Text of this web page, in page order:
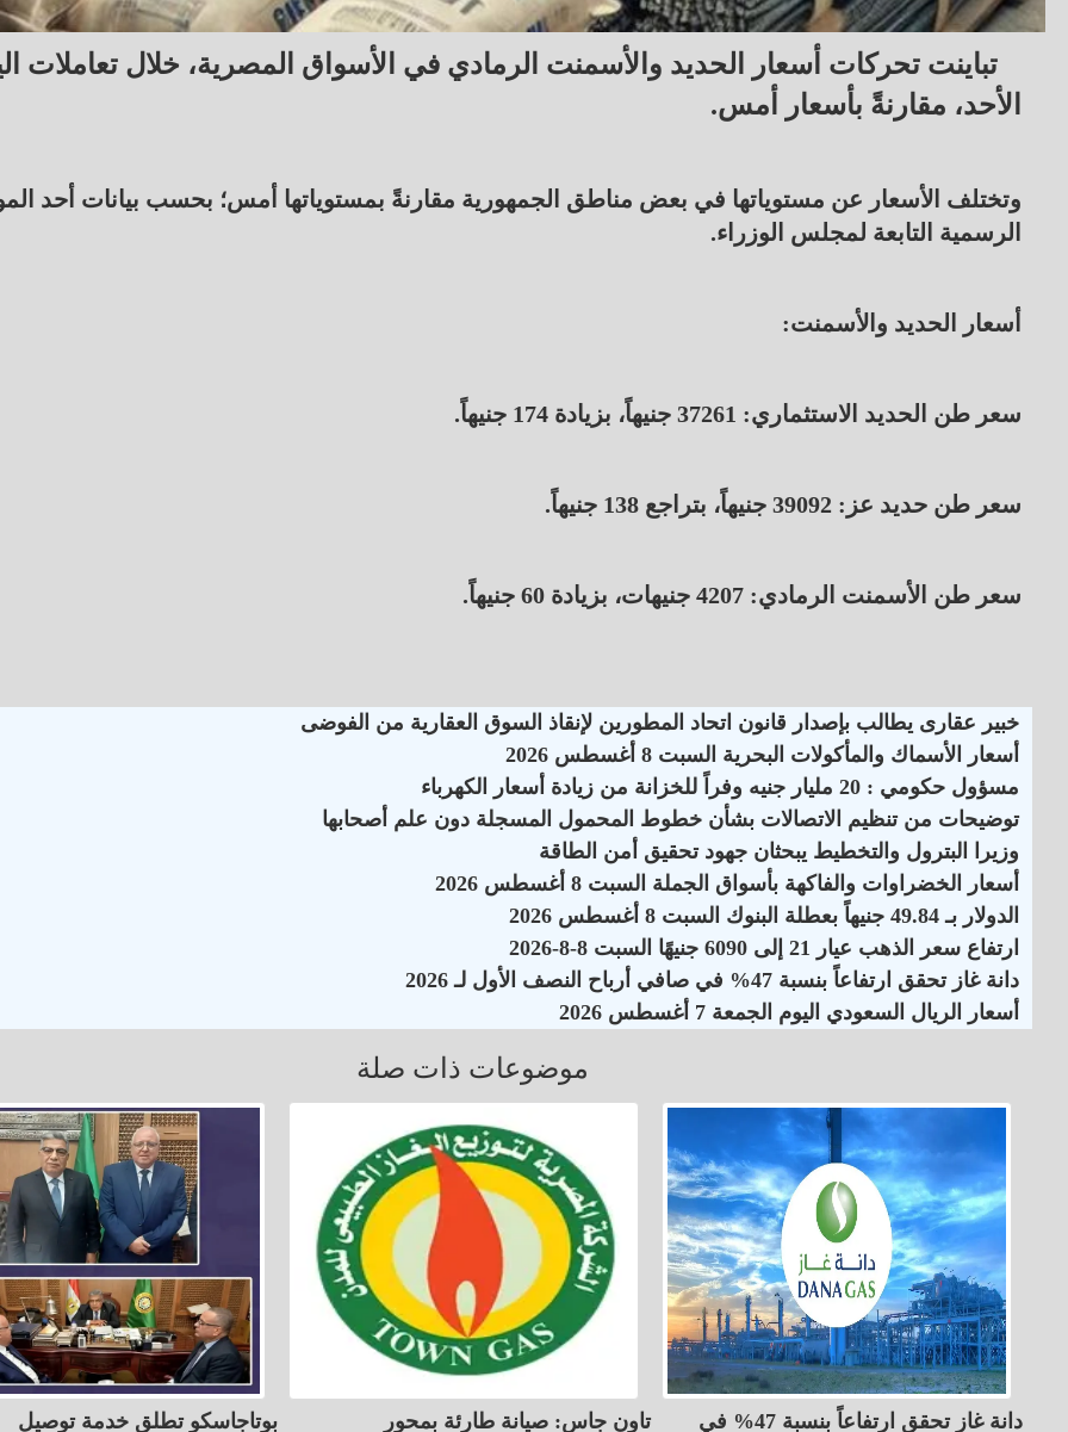
تباينت تحركات أسعار الحديد والأسمنت الرمادي في الأسواق المصرية، خلال تعاملات
الأحد، مقارنةً بأسعار أمس.
وتختلف الأسعار عن مستوياتها في بعض مناطق الجمهورية مقارنةً بمستوياتها أمس؛ بحسب بيانات أحد
الرسمية التابعة لمجلس الوزراء.
أسعار الحديد والأسمنت:
سعر طن الحديد الاستثماري: 37261 جنيهاً، بزيادة 174 جنيهاً.
سعر طن حديد عز: 39092 جنيهاً، بتراجع 138 جنيهاً.
سعر طن الأسمنت الرمادي: 4207 جنيهات، بزيادة 60 جنيهاً.
خبير عقارى يطالب بإصدار قانون اتحاد المطورين لإنقاذ السوق العقارية من الفوضى
أسعار الأسماك والمأكولات البحرية السبت 8 أغسطس 2026
مسؤول حكومي : 20 مليار جنيه وفراً للخزانة من زيادة أسعار الكهرباء
توضيحات من تنظيم الاتصالات بشأن خطوط المحمول المسجلة دون علم أصحابها
وزيرا البترول والتخطيط يبحثان جهود تحقيق أمن الطاقة
أسعار الخضراوات والفاكهة بأسواق الجملة السبت 8 أغسطس 2026
الدولار بـ 49.84 جنيهاً بعطلة البنوك السبت 8 أغسطس 2026
ارتفاع سعر الذهب عيار 21 إلى 6090 جنيهًا السبت 8-8-2026
دانة غاز تحقق ارتفاعاً بنسبة 47% في صافي أرباح النصف الأول لـ 2026
أسعار الريال السعودي اليوم الجمعة 7 أغسطس 2026
موضوعات ذات صلة
دانة غاز تحقق ارتفاعاً بنسبة 47% في
تاون جاس: صيانة طارئة بمحور
بوتاجاسكو تطلق خدمة توصيل